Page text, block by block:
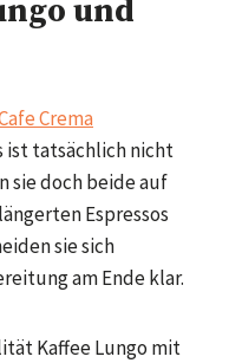
und
Crema
ist tatsächlich nicht
sie doch beide auf
Espressos
sie sich
am Ende klar.
Kaffee Lungo mit